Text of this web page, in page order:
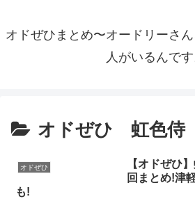
オドぜひまとめ〜オードリーさ
人がいるんです
オドぜひ 虹色侍
オドぜひ
【オドぜひ
回まとめ!津
も!